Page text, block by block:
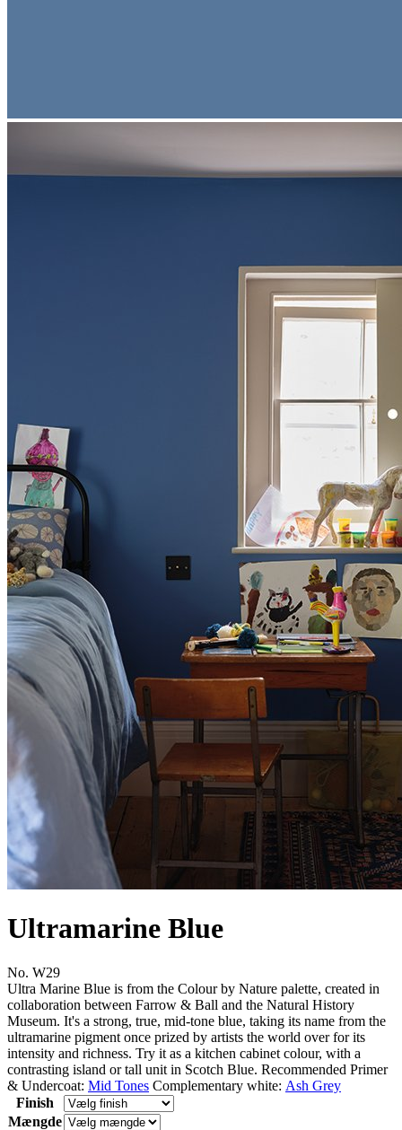
Ultramarine Blue
No. W29
Ultra Marine Blue is from the Colour by Nature palette, created in
collaboration between Farrow & Ball and the Natural History
Museum. It's a strong, true, mid-tone blue, taking its name from the
ultramarine pigment once prized by artists the world over for its
intensity and richness. Try it as a kitchen cabinet colour, with a
contrasting island or tall unit in Scotch Blue. Recommended Primer
& Undercoat: Mid Tones Complementary white: Ash Grey
Finish
Mængde